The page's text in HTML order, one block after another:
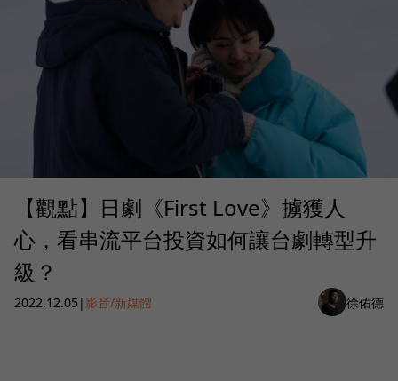
【觀點】日劇《First Love》擄獲人
心，看串流平台投資如何讓台劇轉型升
級？
2022.12.05 | 影音/新媒體 徐佑德